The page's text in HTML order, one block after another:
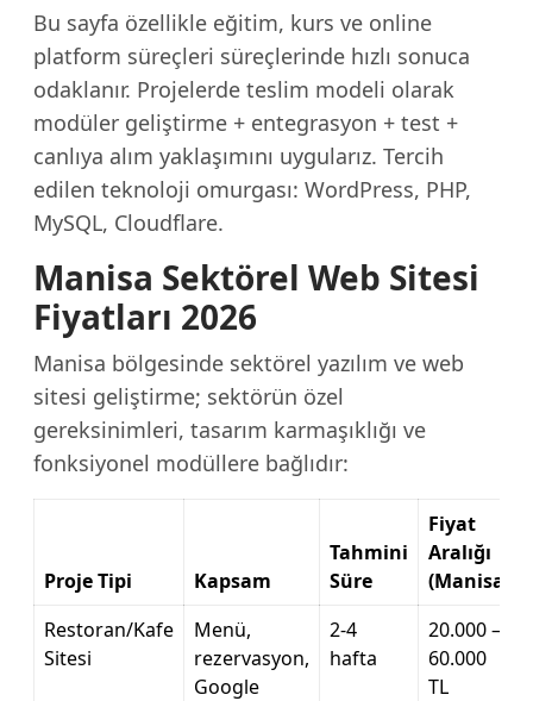
Bu sayfa özellikle eğitim, kurs ve online
platform süreçleri süreçlerinde hızlı sonuca
odaklanır. Projelerde teslim modeli olarak
modüler geliştirme + entegrasyon + test +
canlıya alım yaklaşımını uygularız. Tercih
edilen teknoloji omurgası: WordPress, PHP,
MySQL, Cloudflare.
Manisa Sektörel Web Sitesi
Fiyatları 2026
Manisa bölgesinde sektörel yazılım ve web
sitesi geliştirme; sektörün özel
gereksinimleri, tasarım karmaşıklığı ve
fonksiyonel modüllere bağlıdır:
Proje Tipi Kapsam
Tahmini
Süre
Fiyat
Aralığı
(Manisa)
Restoran/Kafe
Sitesi
Menü,
rezervasyon,
Google
2-4
hafta
20.000 –
60.000
TL